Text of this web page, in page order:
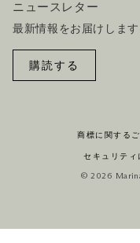
ニュースレター
最新情報をお届けします
購読する
商標に関する
セキュリティ
© 2026